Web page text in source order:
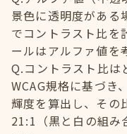
景色に透明度がある
でコントラスト比を
ールはアルファ値を
Q.コントラスト比は
WCAG規格に基づき
輝度を算出し、その
21:1（黒と白の組み